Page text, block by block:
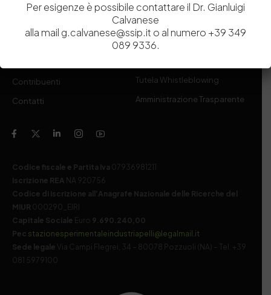
Ricerca e Sviluppo
Formazione
Contribuenti
Contatti
Biblioteca
Politecnico del Cuoio
Media
Tutela Whistleblowing
Amministrazione Trasparente
Codice fiscale e Partita Iva 07936981211
Iscrizione REA NA 920756
Codice di iscrizione all’Anagrafe Nazionale delle Ricerche del
MIUR 000290_EIRI
Capitale Sociale Euro 9.690.240,00
Pec stazionesperimentaleindustriapelli@legalmail.it
Sede legale
Via Campi Flegrei, 34 – 80078 Pozzuoli (NA) – Tel. +39
081 5979100
Per esigenze è possibile contattare il Dr. Gianluigi
Calvanese
alla mail g.calvanese@ssip.it o al numero +39 349
089 9336.